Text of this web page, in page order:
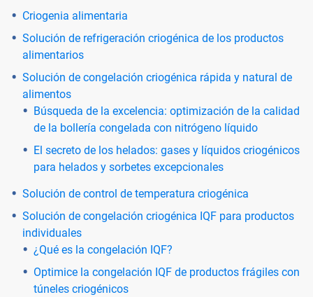
Criogenia alimentaria
Solución de refrigeración criogénica de los productos
alimentarios
Solución de congelación criogénica rápida y natural de
alimentos
Búsqueda de la excelencia: optimización de la calidad
de la bollería congelada con nitrógeno líquido
El secreto de los helados: gases y líquidos criogénicos
para helados y sorbetes excepcionales
Solución de control de temperatura criogénica
Solución de congelación criogénica IQF para productos
individuales
¿Qué es la congelación IQF?
Optimice la congelación IQF de productos frágiles con
túneles criogénicos